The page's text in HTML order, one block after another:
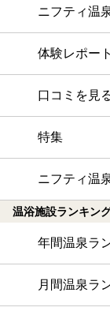
ニフティ温
体験レポート
口コミを見
特集
ニフティ温
温浴施設ランキン
年間温泉ラ
月間温泉ラ